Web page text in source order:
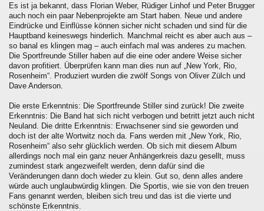
Es ist ja bekannt, dass Florian Weber, Rüdiger Linhof und Peter Brugger
auch noch ein paar Nebenprojekte am Start haben. Neue und andere
Eindrücke und Einflüsse können sicher nicht schaden und sind für die
Hauptband keineswegs hinderlich. Manchmal reicht es aber auch aus –
so banal es klingen mag – auch einfach mal was anderes zu machen.
Die Sportfreunde Stiller haben auf die eine oder andere Weise sicher
davon profitiert. Überprüfen kann man dies nun auf „New York, Rio,
Rosenheim“. Produziert wurden die zwölf Songs von Oliver Zülch und
Dave Anderson.
Die erste Erkenntnis: Die Sportfreunde Stiller sind zurück! Die zweite
Erkenntnis: Die Band hat sich nicht verbogen und betritt jetzt auch nicht
Neuland. Die dritte Erkenntnis: Erwachsener sind sie geworden und
doch ist der alte Wortwitz noch da. Fans werden mit „New York, Rio,
Rosenheim“ also sehr glücklich werden. Ob sich mit diesem Album
allerdings noch mal ein ganz neuer Anhängerkreis dazu gesellt, muss
zumindest stark angezweifelt werden, denn dafür sind die
Veränderungen dann doch wieder zu klein. Gut so, denn alles andere
würde auch unglaubwürdig klingen. Die Sportis, wie sie von den treuen
Fans genannt werden, bleiben sich treu und das ist die vierte und
schönste Erkenntnis.